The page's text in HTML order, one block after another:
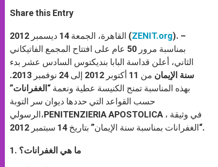
t
s
p
p
s
e
e
r
e
b
o
k
r
Share this Entry
القاهرة، الجمعة 14 ديسمبر 2012 (ZENIT.org). –
بمناسبة مرور 50 عام على افتتاح المجمع الفاتيكاني
الثاني، أعلن قداسة البابا بنديكتوس السادس عشر بدء
سنة الإيمان
من 11 أكتوبر 2012 إلى 24 نوفمبر 2013.
بهذه المناسبة تمنح الكنيسة عطية ونعمة “الغفرانات”
حسب القواعد التي حددها ديوان سر التوبة
الرسولي،PENITENZIERIA APOSTOLICA ، في وثيقة
“الغفرانات بمناسبة سنة الإيمان” بتاريخ 14 سبتمبر 2012.
1 . ما هي الغفرانات؟